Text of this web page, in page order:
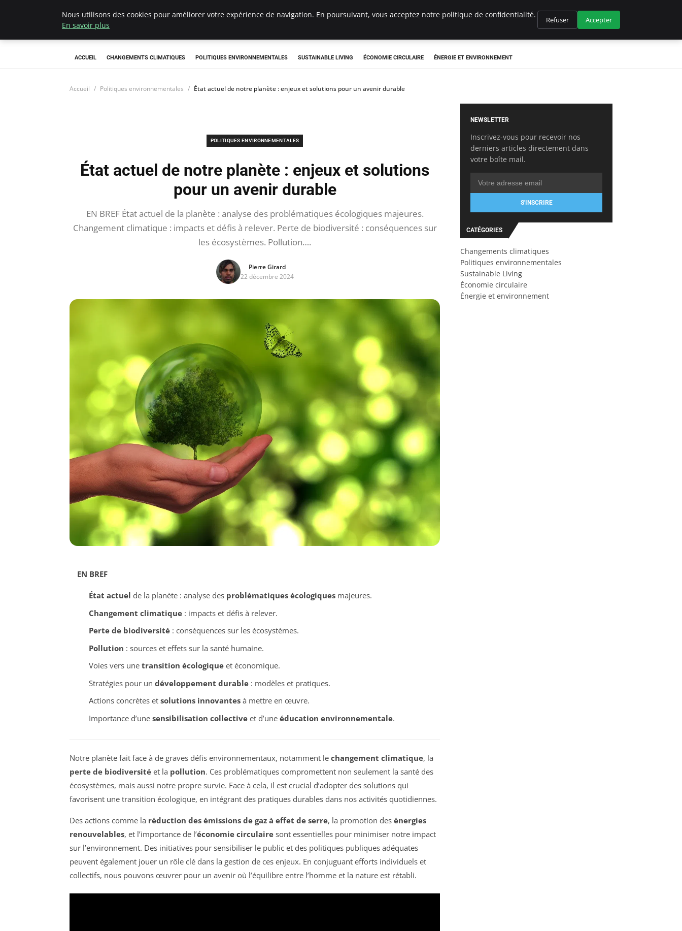
Climategatecountryclub.com
ACCUEIL CHANGEMENTS CLIMATIQUES POLITIQUES ENVIRONNEMENTALES SUSTAINABLE LIVING ÉCONOMIE CIRCULAIRE ÉNERGIE ET ENVIRONNEMENT
Accueil Politiques environnementales État actuel de notre planète : enjeux et solutions pour un avenir durable
POLITIQUES ENVIRONNEMENTALES
État actuel de notre planète : enjeux et solutions
pour un avenir durable
EN BREF État actuel de la planète : analyse des problématiques écologiques majeures.
Changement climatique : impacts et défis à relever. Perte de biodiversité : conséquences sur
les écosystèmes. Pollution….
Pierre Girard
22 décembre 2024
EN BREF
État actuel de la planète : analyse des problématiques écologiquesmajeures.
Changement climatique: impacts et défis à relever.
Perte de biodiversité: conséquences sur les écosystèmes.
Pollution : sources et effets sur la santé humaine.
Voies vers une transition écologiqueet économique.
Stratégies pour un développement durable: modèles et pratiques.
Actions concrètes et solutions innovantesà mettre en œuvre.
Importance d’une sensibilisation collectiveet d’une éducation environnementale.
Notre planète fait face à de graves défis environnementaux, notamment le changement climatique, la
perte de biodiversité et la pollution. Ces problématiques compromettent non seulement la santé des
écosystèmes, mais aussi notre propre survie. Face à cela, il est crucial d’adopter des solutions qui
favorisent une transition écologique, en intégrant des pratiques durables dans nos activités quotidiennes.
Des actions comme la réduction des émissions de gaz à effet de serre, la promotion des énergies
renouvelables, et l’importance de l’économie circulaire sont essentielles pour minimiser notre impact
sur l’environnement. Des initiatives pour sensibiliser le public et des politiques publiques adéquates
peuvent également jouer un rôle clé dans la gestion de ces enjeux. En conjuguant efforts individuels et
collectifs, nous pouvons œuvrer pour un avenir où l’équilibre entre l’homme et la nature est rétabli.
NEWSLETTER
Inscrivez-vous pour recevoir nos
derniers articles directement dans
votre boîte mail.
S'INSCRIRE
CATÉGORIES
Changements climatiques
Politiques environnementales
Sustainable Living
Économie circulaire
Énergie et environnement
Nous utilisons des cookies pour améliorer votre expérience de navigation. En poursuivant, vous acceptez notre politique de confidentialité.
En savoir plus
Refuser Accepter